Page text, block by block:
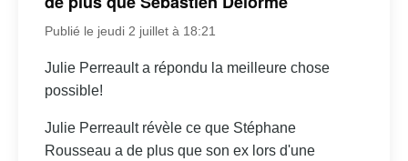
Publié le jeudi 2 juillet à 18:21
Julie Perreault a répondu la meilleure chose
possible!
Julie Perreault révèle ce que Stéphane
Rousseau a de plus que son ex lors d'une